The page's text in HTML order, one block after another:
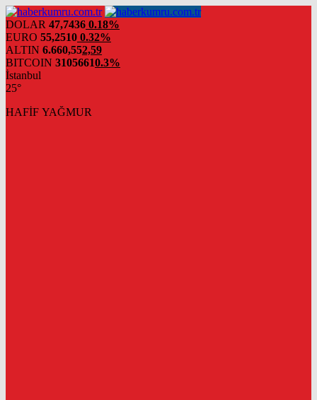
DOLAR 47,7436 0.18%
EURO 55,2510 0.32%
ALTIN 6.660,552,59
BITCOIN 31056610.3%
İstanbul
25°
HAFİF YAĞMUR